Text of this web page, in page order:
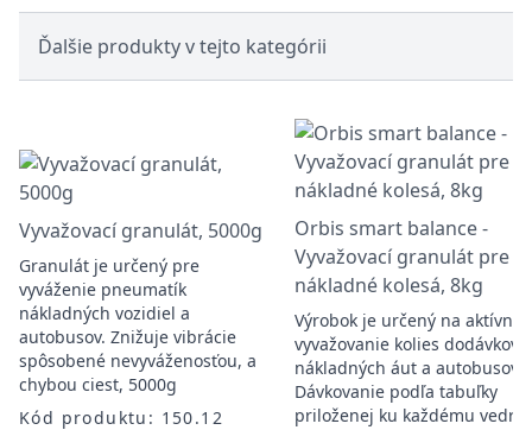
Ďalšie produkty v tejto kategórii
Vyvažovací granulát, 5000g
Granulát je určený pre
vyváženie pneumatík
nákladných vozidiel a
autobusov. Znižuje vibrácie
spôsobené nevyváženosťou, a
chybou ciest, 5000g
Kód produktu: 150.12
Orbis smart balance -
Vyvažovací granulát pre
nákladné kolesá, 8kg
Výrobok je určený na aktívne
vyvažovanie kolies
nákladných áut a autobusov.
Dávkovanie podľa tabuľky
priloženej ku každému vedru.